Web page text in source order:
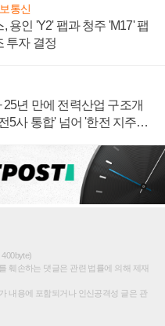
통신
용인 'Y2' 팹과 청주 'M17' 팹
투자 결정
25년 만에 전력산업 구조개
5사 통합' 넘어 '한전 지주사'
훼손하는 댓글은 관련 법률에 의해 제재
내용에 포함되거나 인신공격성 글은 관